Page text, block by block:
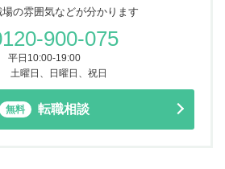
場の雰囲気などが分かります
900-075
平日10:00-19:00
土曜日、日曜日、祝日
無料 転職相談